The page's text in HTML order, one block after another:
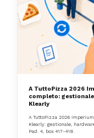
A TuttoPizza 2026
completo:
Klearly
A TuttoPizza 2026
Klearly: gestionale,
Pad. 4, box 417-418.